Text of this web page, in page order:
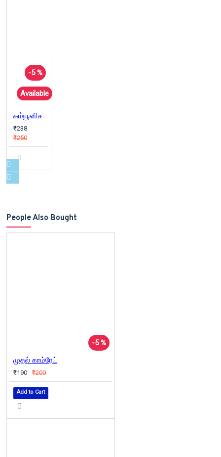
-5 %
Available
கம்யூனிசம் கற்போம் (தொகுதி 2)
₹238
₹250
People Also Bought
-5 %
முதல் காம்ரேட்
₹190 ₹200
Add to Cart